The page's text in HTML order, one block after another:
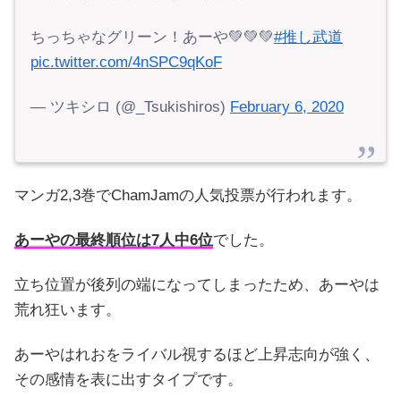
ちっちゃなグリーン！あーや💚💚💚#推し武道
pic.twitter.com/4nSPC9qKoF
— ツキシロ (@_Tsukishiros) February 6, 2020
マンガ2,3巻でChamJamの人気投票が行われます。
あーやの最終順位は7人中6位でした。
立ち位置が後列の端になってしまったため、あーやは
荒れ狂います。
あーやはれおをライバル視するほど上昇志向が強く、
その感情を表に出すタイプです。